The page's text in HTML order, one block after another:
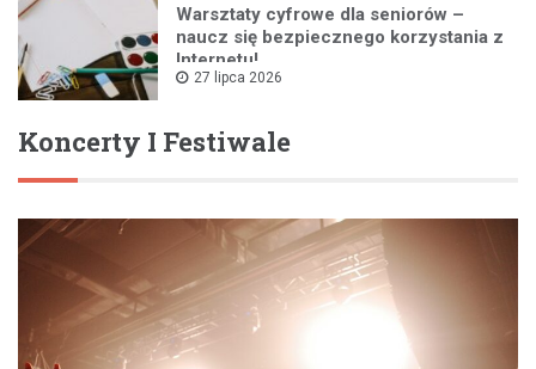
Warsztaty cyfrowe dla seniorów –
naucz się bezpiecznego korzystania z
Internetu!
27 lipca 2026
Koncerty I Festiwale